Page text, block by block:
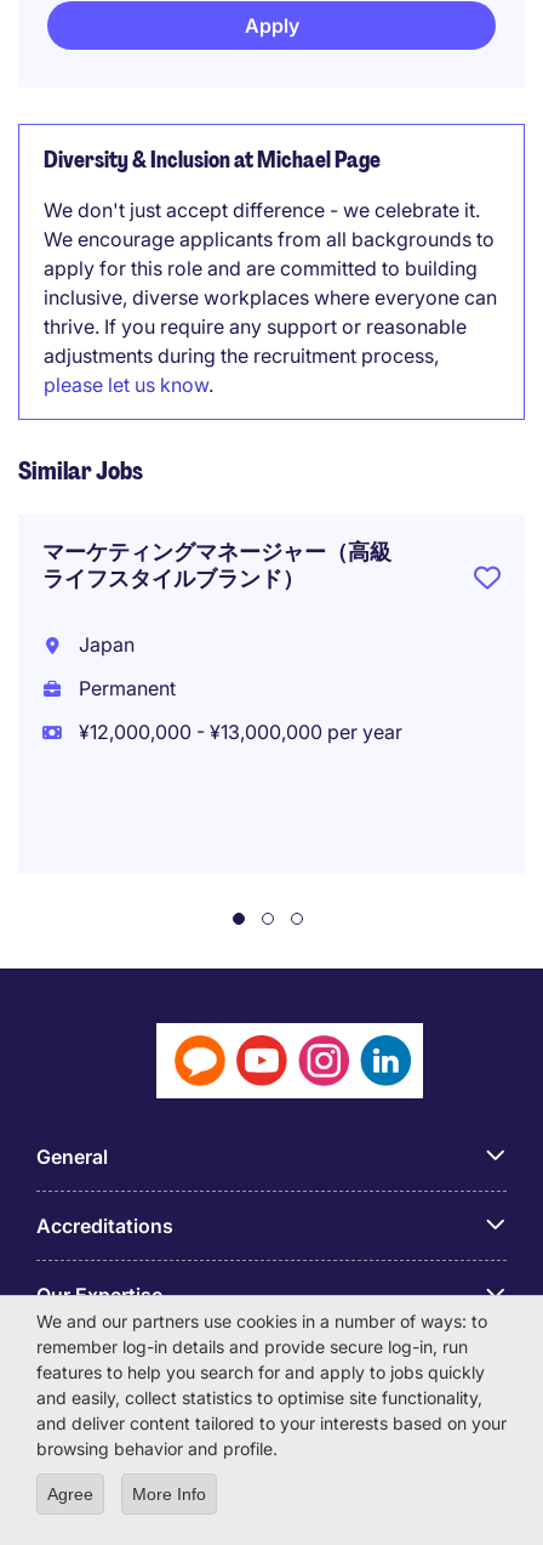
Apply
Diversity & Inclusion at Michael Page
We don't just accept difference - we celebrate it.
We encourage applicants from all backgrounds to
apply for this role and are committed to building
inclusive, diverse workplaces where everyone can
thrive. If you require any support or reasonable
adjustments during the recruitment process,
please let us know.
Similar Jobs
マーケティングマネージャー（高級
ライフスタイルブランド）
Japan
Permanent
¥12,000,000 - ¥13,000,000 per year
General
Accreditations
Our Expertise
アプリ
Employer Centre
We and our partners use cookies in a number of ways: to
remember log-in details and provide secure log-in, run
features to help you search for and apply to jobs quickly
and easily, collect statistics to optimise site functionality,
and deliver content tailored to your interests based on your
browsing behavior and profile.
Agree More Info